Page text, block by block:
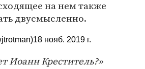
на нем также
двусмысленно.
18 нояб. 2019 г.
Иоанн Креститель?»